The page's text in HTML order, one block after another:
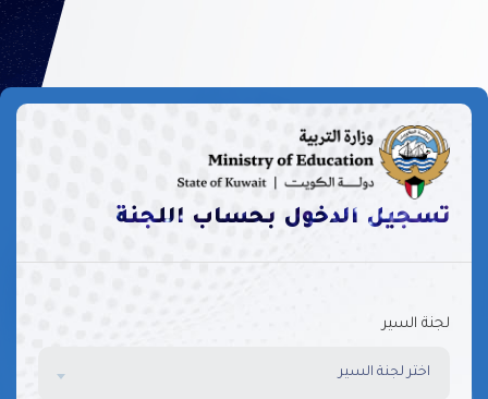
تسجيل الدخول بحساب اللجنة
لجنة السير
اختر لجنة السير